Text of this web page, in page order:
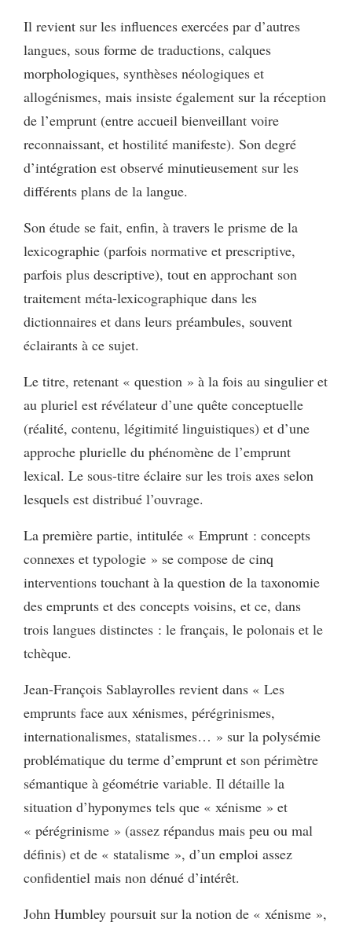
Il revient sur les influences exercées par d’autres
langues, sous forme de traductions, calques
morphologiques, synthèses néologiques et
allogénismes, mais insiste également sur la réception
de l’emprunt (entre accueil bienveillant voire
reconnaissant, et hostilité manifeste). Son degré
d’intégration est observé minutieusement sur les
différents plans de la langue.
Son étude se fait, enfin, à travers le prisme de la
lexicographie (parfois normative et prescriptive,
parfois plus descriptive), tout en approchant son
traitement méta-lexicographique dans les
dictionnaires et dans leurs préambules, souvent
éclairants à ce sujet.
Le titre, retenant « question » à la fois au singulier et
au pluriel est révélateur d’une quête conceptuelle
(réalité, contenu, légitimité linguistiques) et d’une
approche plurielle du phénomène de l’emprunt
lexical. Le sous-titre éclaire sur les trois axes selon
lesquels est distribué l’ouvrage.
La première partie, intitulée « Emprunt : concepts
connexes et typologie » se compose de cinq
interventions touchant à la question de la taxonomie
des emprunts et des concepts voisins, et ce, dans
trois langues distinctes : le français, le polonais et le
tchèque.
Jean-François Sablayrolles revient dans « Les
emprunts face aux xénismes, pérégrinismes,
internationalismes, statalismes… » sur la polysémie
problématique du terme d’emprunt et son périmètre
sémantique à géométrie variable. Il détaille la
situation d’hyponymes tels que « xénisme » et
« pérégrinisme » (assez répandus mais peu ou mal
définis) et de « statalisme », d’un emploi assez
confidentiel mais non dénué d’intérêt.
John Humbley poursuit sur la notion de « xénisme »,